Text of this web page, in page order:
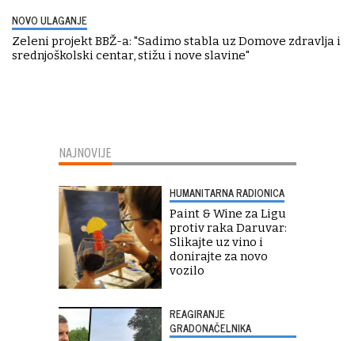
NOVO ULAGANJE
Zeleni projekt BBŽ-a: "Sadimo stabla uz Domove zdravlja i
srednjoškolski centar, stižu i nove slavine"
NAJNOVIJE
HUMANITARNA RADIONICA
Paint & Wine za Ligu
protiv raka Daruvar:
Slikajte uz vino i
donirajte za novo
vozilo
REAGIRANJE
GRADONAČELNIKA